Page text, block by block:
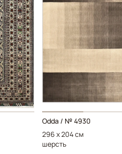
Odda / № 4930
296 x 204 см
шерсть